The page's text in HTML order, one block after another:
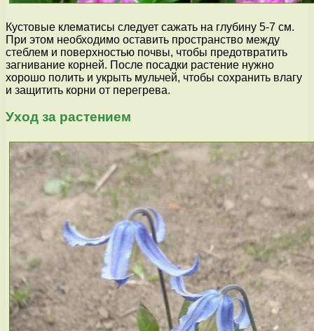
Кустовые клематисы следует сажать на глубину 5-7 см.
При этом необходимо оставить пространство между
стеблем и поверхностью почвы, чтобы предотвратить
загнивание корней. После посадки растение нужно
хорошо полить и укрыть мульчей, чтобы сохранить влагу
и защитить корни от перегрева.
Уход за растением